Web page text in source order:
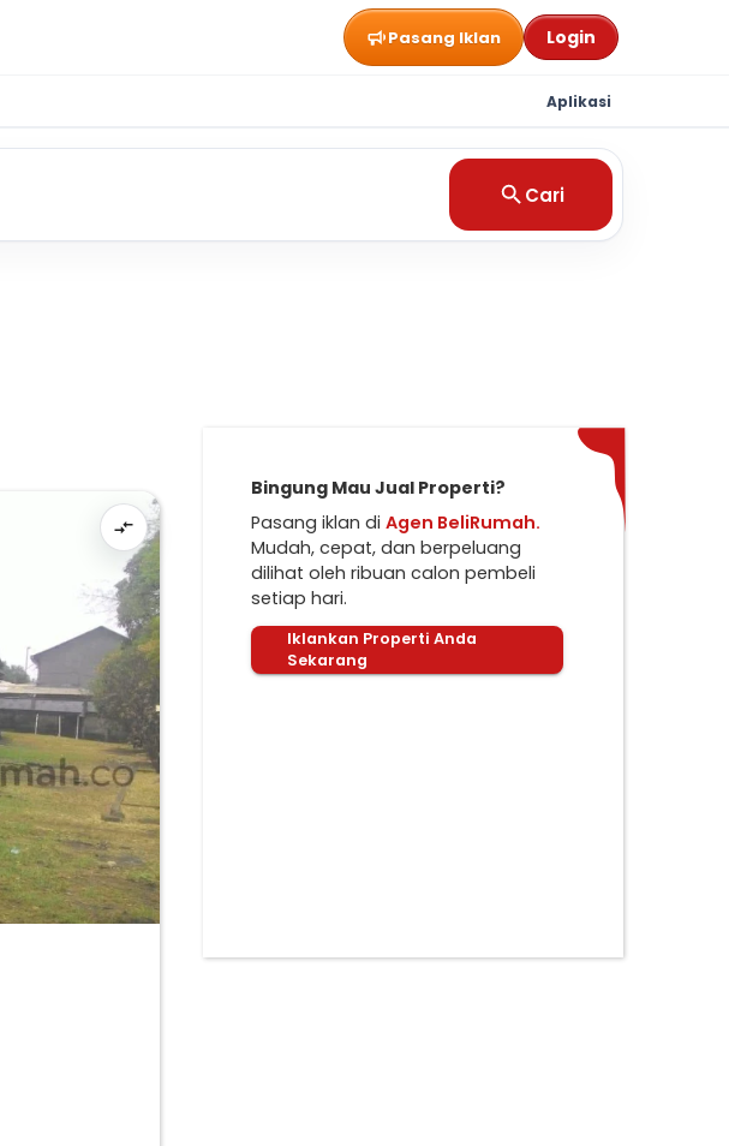
Pasang Iklan Login
Aplikasi
Cari
Bingung Mau Jual Properti?
Pasang iklan di Agen BeliRumah.
Mudah, cepat, dan berpeluang
dilihat oleh ribuan calon pembeli
setiap hari.
Iklankan Properti Anda
Sekarang